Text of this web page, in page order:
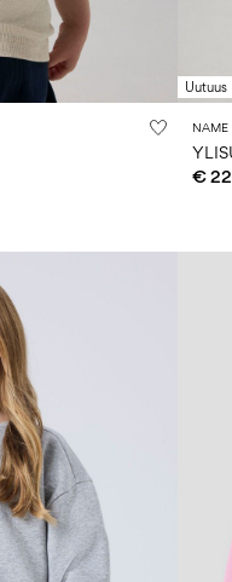
Uutuus
NAME
€